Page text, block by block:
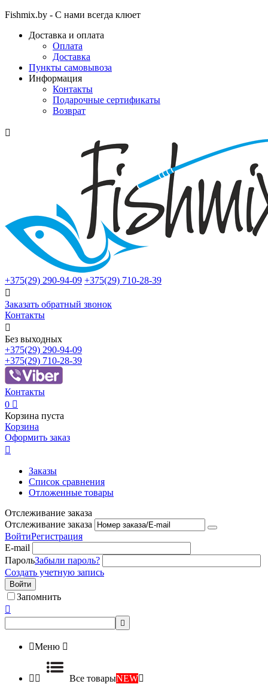
Fishmix.by - С нами всегда клюет
Доставка и оплата
Оплата
Доставка
Пункты самовывоза
Информация
Контакты
Подарочные сертификаты
Возврат

+375(29) 290-94-09 +375(29) 710-28-39

Заказать обратный звонок
Контакты

Без выходных
+375(29) 290-94-09
+375(29) 710-28-39
Контакты
0 
Корзина пуста
Корзина
Оформить заказ

Заказы
Список сравнения
Отложенные товары
Отслеживание заказа
Отслеживание заказа
ВойтиРегистрация
E-mail
ПарольЗабыли пароль?
Создать учетную запись
Войти
Запомнить


Меню 
  Все товарыNEW